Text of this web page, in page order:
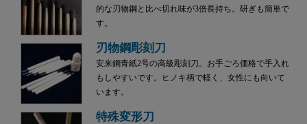
的な刃物鋼と比べ切れ味が3倍長持ち。研ぎも簡単で
す。
刃物鋼彫刻刀
安来鋼青紙2号の高級彫刻刀。お手ごろ価格で手入れ
もしやすいです。ヒノキ柄で軽く、女性にも向いて
います。
特殊変形刀